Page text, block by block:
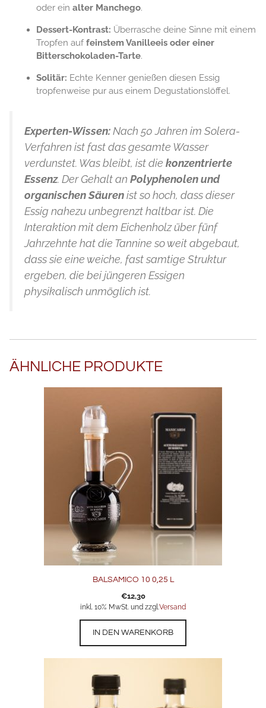
oder ein alter Manchego.
Dessert-Kontrast: Überrasche deine Sinne mit einem
Tropfen auffeinstem Vanilleeis oder einer
Bitterschokoladen-Tarte.
Solitär: Echte Kenner genießen diesen Essig
tropfenweise pur aus einem Degustationslöffel.
Experten-Wissen:Nach 50 Jahren im Solera-
Verfahren ist fast das gesamte Wasser
verdunstet. Was bleibt, ist die konzentrierte
Essenz. Der Gehalt an Polyphenolen und
organischen Säurenist so hoch, dass dieser
Essig nahezu unbegrenzt haltbar ist. Die
Interaktion mit dem Eichenholz über fünf
Jahrzehnte hat die Tannine so weit abgebaut,
dass sie eine weiche, fast samtige Struktur
ergeben, die bei jüngeren Essigen
physikalisch unmöglich ist.
ÄHNLICHE PRODUKTE
BALSAMICO 10 0,25 L
€12,30
inkl. 10% MwSt. und zzgl. Versand
IN DEN WARENKORB